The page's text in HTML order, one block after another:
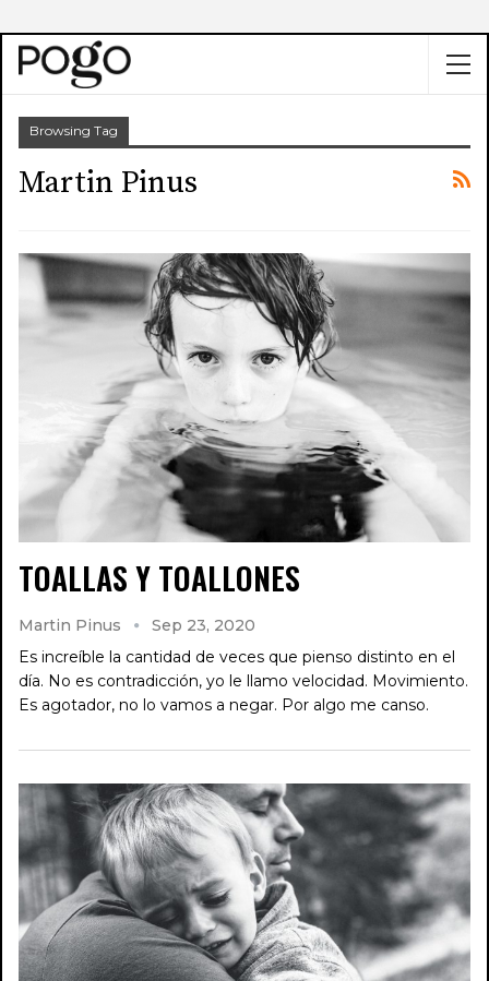
Browsing Tag
Martin Pinus
TOALLAS Y TOALLONES
Martin Pinus
Sep 23, 2020
Es increíble la cantidad de veces que pienso distinto en el
día. No es contradicción, yo le llamo velocidad. Movimiento.
Es agotador, no lo vamos a negar. Por algo me canso.